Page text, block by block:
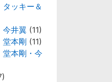
ッキー＆
今井翼 (11)
堂本剛 (11)
本剛・今